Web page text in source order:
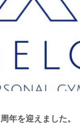
年を迎えました。